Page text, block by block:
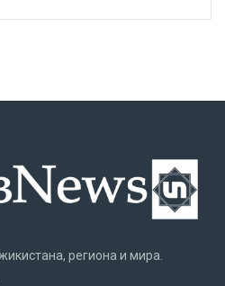
региона и мира.